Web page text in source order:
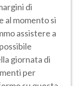
di
al momento si
assistere a
giornata di
per